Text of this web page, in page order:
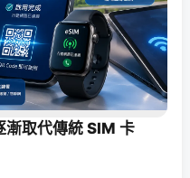
漸取代傳統 SIM 卡